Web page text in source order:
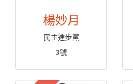
楊妙月
民主進步黨
3號